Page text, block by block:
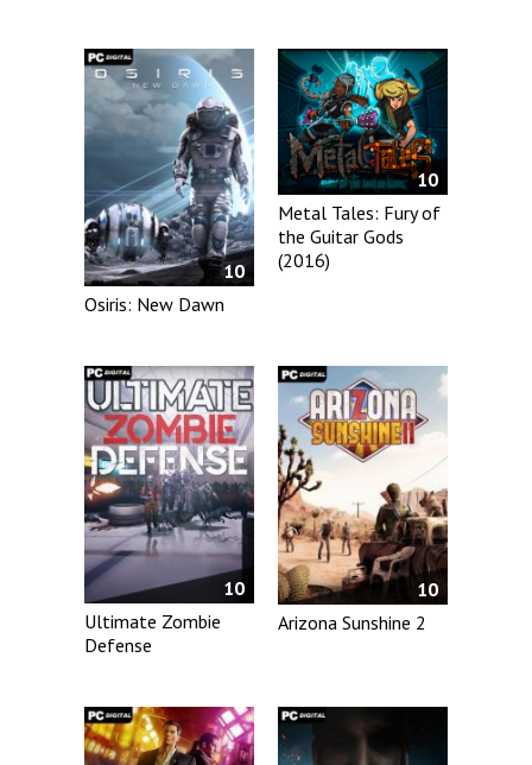
10
Osiris: New Dawn
10
Metal Tales: Fury of
the Guitar Gods
(2016)
10
Ultimate Zombie
Defense
10
Arizona Sunshine 2